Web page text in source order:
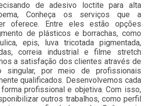
de adesivo loctite para alta
Conheça os serviços que a
oferece. Entre eles estão opções
de plásticos e borrachas, como
epis, luva tricotada pigmentada,
correia industrial e filme stretch
a satisfação dos clientes através de
singular, por meio de profissionais
qualificados. Desenvolvemos cada
profissional e objetiva. Com isso,
outros trabalhos, como perfil